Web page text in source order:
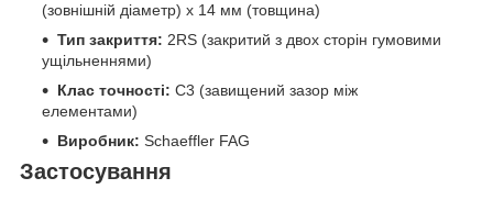
(зовнішній діаметр) x 14 мм (товщина)
Тип закриття: 2RS (закритий з двох сторін гумовими
ущільненнями)
Клас точності: C3 (завищений зазор між
елементами)
Виробник: Schaeffler FAG
Застосування